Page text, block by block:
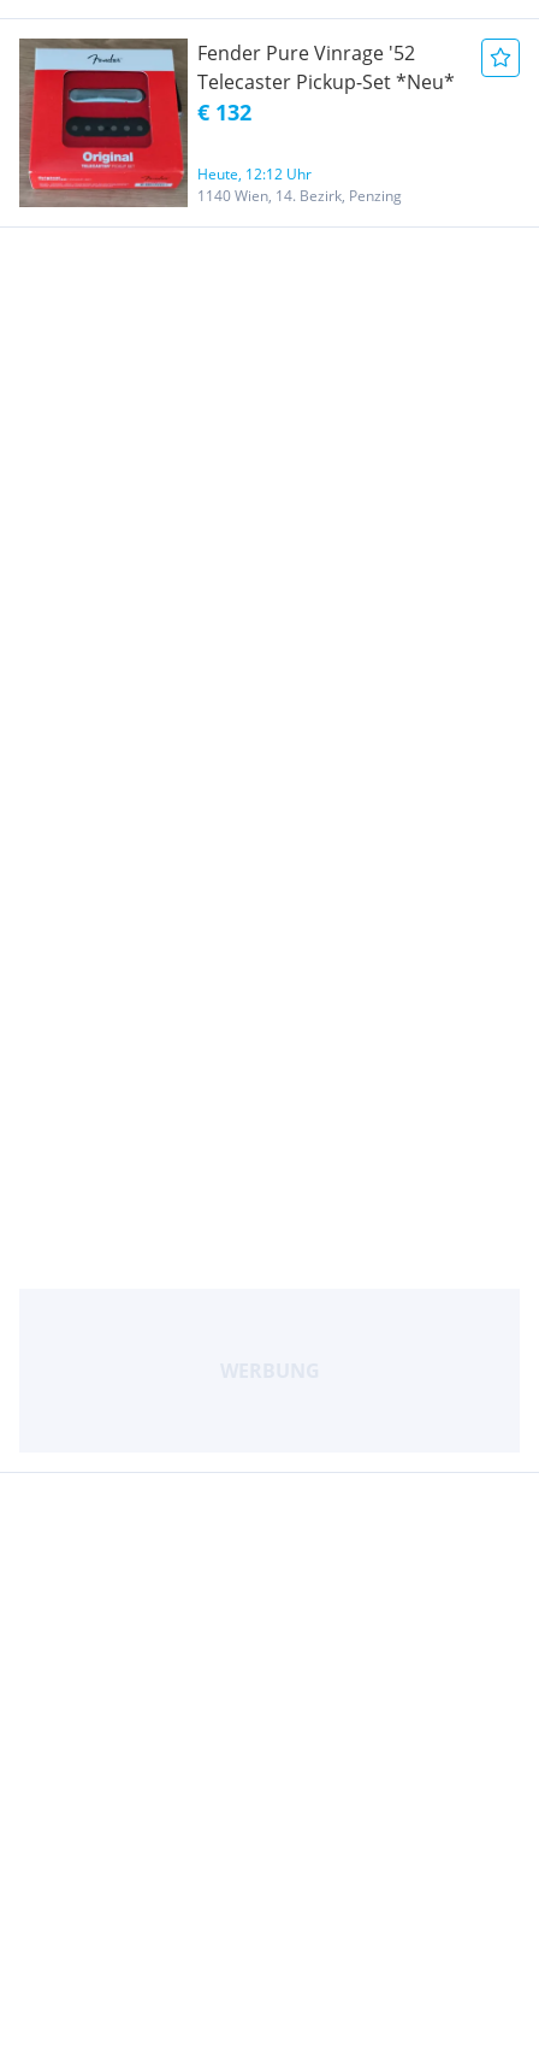
Fender Pure Vinrage '52
Telecaster Pickup-Set *Neu*
€ 132
Heute, 12:12 Uhr
1140 Wien, 14. Bezirk, Penzing